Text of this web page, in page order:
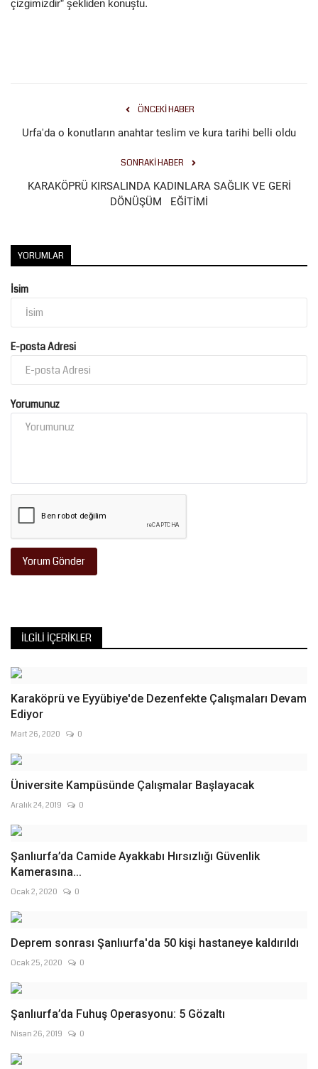
çizgimizdir” şekliden konuştu.
ÖNCEKI HABER
Urfa'da o konutların anahtar teslim ve kura tarihi belli oldu
SONRAKI HABER
KARAKÖPRÜ KIRSALINDA KADINLARA SAĞLIK VE GERİ
DÖNÜŞÜM EĞİTİMİ
YORUMLAR
İsim
E-posta Adresi
Yorumunuz
Yorum Gönder
İLGILI İÇERIKLER
Karaköprü ve Eyyübiye'de Dezenfekte Çalışmaları Devam
Ediyor
Mart 26, 2020 0
Üniversite Kampüsünde Çalışmalar Başlayacak
Aralık 24, 2019 0
Şanlıurfa’da Camide Ayakkabı Hırsızlığı Güvenlik
Kamerasına...
Ocak 2, 2020 0
Deprem sonrası Şanlıurfa'da 50 kişi hastaneye kaldırıldı
Ocak 25, 2020 0
Şanlıurfa’da Fuhuş Operasyonu: 5 Gözaltı
Nisan 26, 2019 0